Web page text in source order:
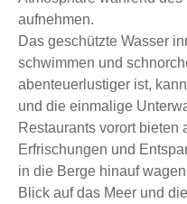
aufnehmen.
Das geschützte Wasser
schwimmen und
abenteuerlustiger ist,
und die einmalige
Restaurants vorort bieten
Erfrischungen und
in die Berge hinauf
Blick auf das Meer und